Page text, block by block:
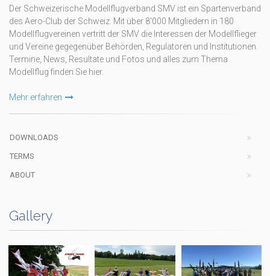
Der Schweizerische Modellflugverband SMV ist ein Spartenverband
des Aero-Club der Schweiz. Mit über 8'000 Mitgliedern in 180
Modellflugvereinen vertritt der SMV die Interessen der Modellflieger
und Vereine gegegenüber Behörden, Regulatoren und Institutionen.
Termine, News, Resultate und Fotos und alles zum Thema
Modellflug finden Sie hier.
Mehr erfahren
DOWNLOADS
TERMS
ABOUT
Gallery